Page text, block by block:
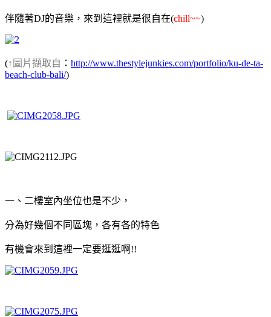
伴隨著DJ的音樂，來到這裡就是很自在(chill~~)
(↑圖片擷取自 ： http://www.thestylejunkies.com/portfolio/ku-de-ta-
beach-club-bali/)
一、二樓室內坐位也是不少，
分為好幾個不同區塊，各有各的特色
有機會來到這裡一定要逛逛啊!!